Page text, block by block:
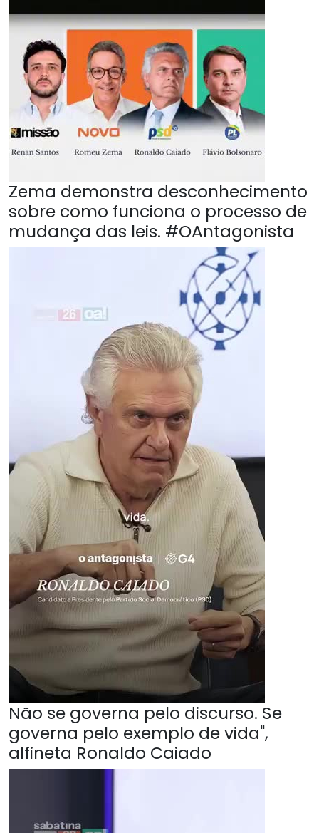
Zema demonstra desconhecimento
sobre como funciona o processo de
mudança das leis. #OAntagonista
Não se governa pelo discurso. Se
governa pelo exemplo de vida",
alfineta Ronaldo Caiado